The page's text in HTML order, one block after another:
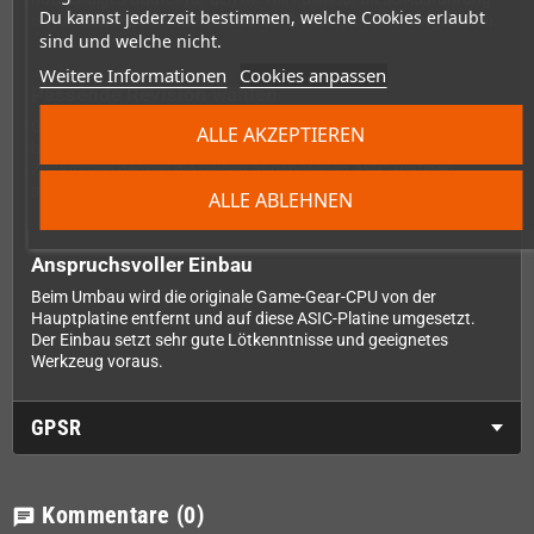
Du kannst jederzeit bestimmen, welche Cookies erlaubt
sind und welche nicht.
Weitere Informationen Cookies anpassen
ALLE ABLEHNEN
ALLE AKZEPTIEREN
ist für Game-Gear-Mainboards der 2-ASIC-Revision vorgesehen.
Passende Revision wählen
Game Gear gibt es als 1-ASIC- und 2-ASIC-Ausführung. Du
benötigst zwingend die Platine, die zu Deinem Mainboard passt.
Zusammen decken die beiden angebotenen ASIC-Platinen
sämtliche Game-Gear-Mainboardrevisionen ab.
Anspruchsvoller Einbau
Beim Umbau wird die originale Game-Gear-CPU von der
Hauptplatine entfernt und auf diese ASIC-Platine umgesetzt.
Der Einbau setzt sehr gute Lötkenntnisse und geeignetes
Werkzeug voraus.
GPSR
chat Kommentare (0)